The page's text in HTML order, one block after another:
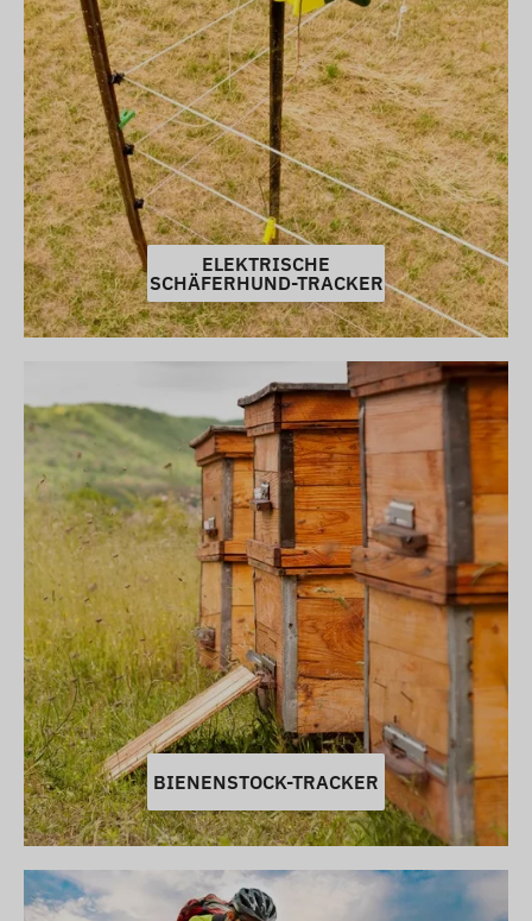
ELEKTRISCHE
SCHÄFERHUND-TRACKER
BIENENSTOCK-TRACKER